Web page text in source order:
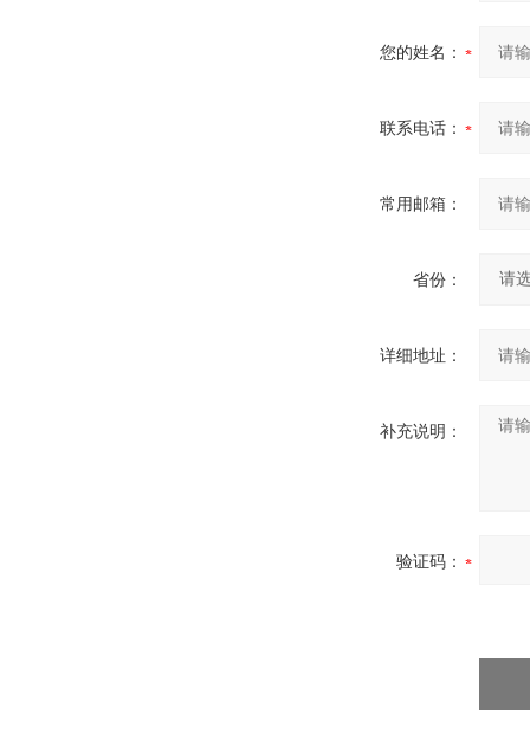
您的姓名：
联系电话：
常用邮箱：
省份：
详细地址：
补充说明：
验证码：